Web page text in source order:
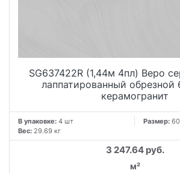
SG637422R (1,44м 4пл) Веро
лаппатированный обрезной
керамогранит
В упаковке: 4 шт Размер:
Вес: 29.69 кг
3 247.64 руб.
м²